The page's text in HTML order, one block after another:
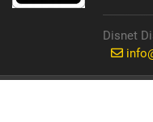
Disnet